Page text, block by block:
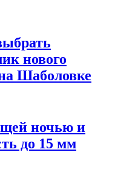
нового
Шаболовке
ночью и
до 15 мм